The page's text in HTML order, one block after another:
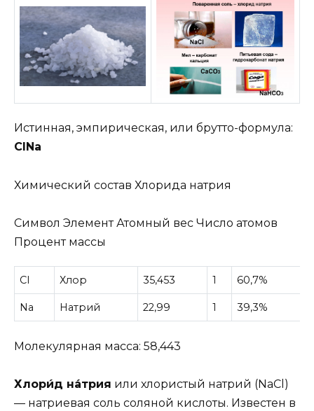
Истинная, эмпирическая, или брутто-формула:
ClNa
Химический состав Хлорида натрия
Символ Элемент Атомный вес Число атомов
Процент массы
Cl Хлор 35,453 1 60,7%
Na Натрий 22,99 1 39,3%
Молекулярная масса: 58,443
Хлори́д на́трия или хлористый натрий (NaCl)
— натриевая соль соляной кислоты. Известен в